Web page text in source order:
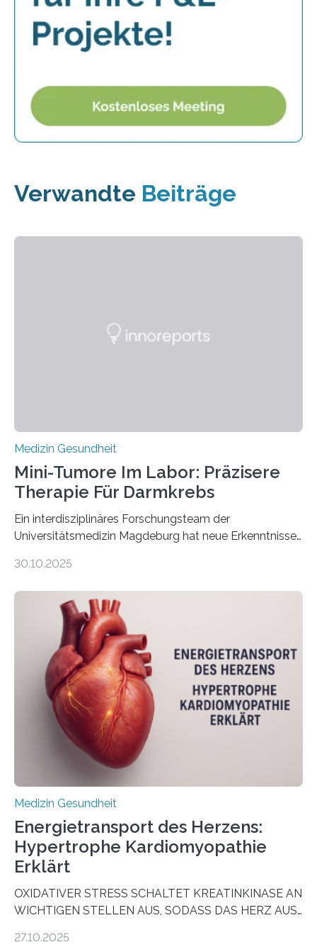
Verwandte Beiträge
Medizin Gesundheit
Mini-Tumore Im Labor: Präzisere
Therapie Für Darmkrebs
Ein interdisziplinäres Forschungsteam der
Universitätsmedizin Magdeburg hat neue Erkenntnisse
behandelt werden kann. In ihrer aktuellen Studie,
Oncology, zeigen die Forschenden, dass Mini-Tumore
aus Gewebe von Patientinnen und Patienten –
sogenannte Organoide – genutzt werden können, um
vorab zu prüfen, welche Medikamente am besten
wirken. Dabei wurde ein Eiweiß identifiziert, das künftig
als Biomarker für die Wahl der passenden Therapie
dienen könnte. Darmkrebs zählt weltweit zu den
häufigsten Krebsarten und stellt…
30.10.2025
Medizin Gesundheit
Energietransport des Herzens:
Hypertrophe Kardiomyopathie
Erklärt
OXIDATIVER STRESS SCHALTET KREATINKINASE AN
WICHTIGEN STELLEN AUS, SODASS DAS HERZ AUS
aus dem Deutschen Zentrum für Herzinsuffizienz
27.10.2025